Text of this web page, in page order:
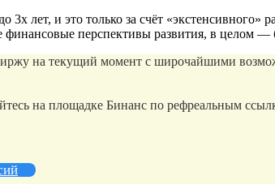
лет, и это только за счёт
финансовые перспективы развития, в целом
на текущий момент с широчайшими
на площадке Бинанс по рефреальным